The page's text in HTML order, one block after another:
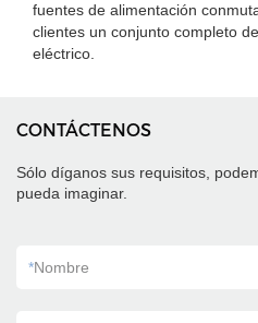
fuentes de alimentación
clientes un conjunto completo
eléctrico.
CONTÁCTENOS
Sólo díganos sus requisitos,
pueda imaginar.
*Nombre